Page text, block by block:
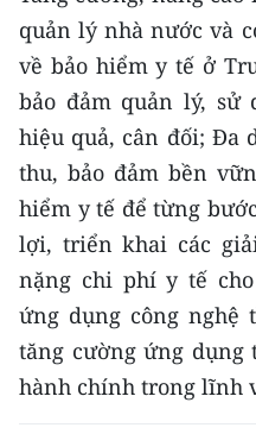
Đông Nam Bộ
Đồng bằng sông Cửu
Chuyên trang Hà Nội
Chuyên trang TP. Hồ
CHUYÊN ĐỀ
CÁC CHUYÊN TRANG
VỀ BÁO NHÂN DÂN
quản lý nhà nước và
về bảo hiểm y tế ở
bảo đảm quản lý, sử
hiệu quả, cân đối; Đa
thu, bảo đảm bền
hiểm y tế để từng
lợi, triển khai các
nặng chi phí y tế
ứng dụng công nghệ
tăng cường ứng dụng
hành chính trong lĩnh